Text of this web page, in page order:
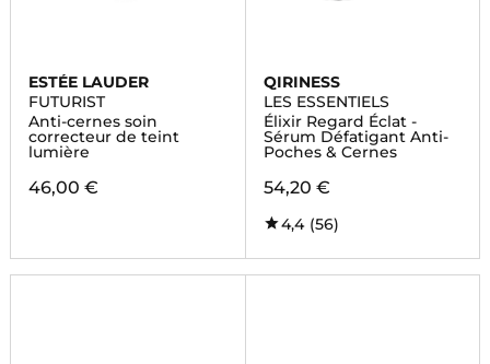
ESTÉE LAUDER
FUTURIST
Anti-cernes soin
correcteur de teint
lumière
46,00 €
QIRINESS
LES ESSENTIELS
Élixir Regard Éclat -
Sérum Défatigant Anti-
Poches & Cernes
54,20 €
4,4 (56)